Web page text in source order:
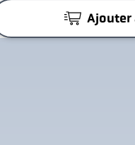
Ajouter